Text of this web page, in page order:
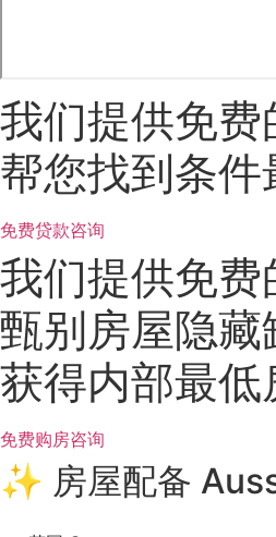
我们提供免费
帮您找到条件
免费贷款咨询
我们提供免费
甄别房屋隐藏
获得内部最低
免费购房咨询
✨ 房屋配备